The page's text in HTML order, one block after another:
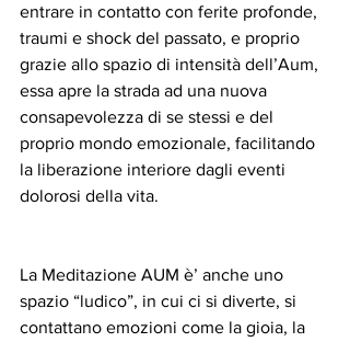
entrare in contatto con ferite profonde,
traumi e shock del passato, e proprio
grazie allo spazio di intensità dell’Aum,
essa apre la strada ad una nuova
consapevolezza di se stessi e del
proprio mondo emozionale, facilitando
la liberazione interiore dagli eventi
dolorosi della vita.
La Meditazione AUM è’ anche uno
spazio “ludico”, in cui ci si diverte, si
contattano emozioni come la gioia, la